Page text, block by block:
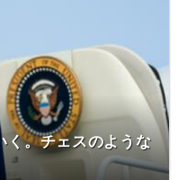
く。チェスのような